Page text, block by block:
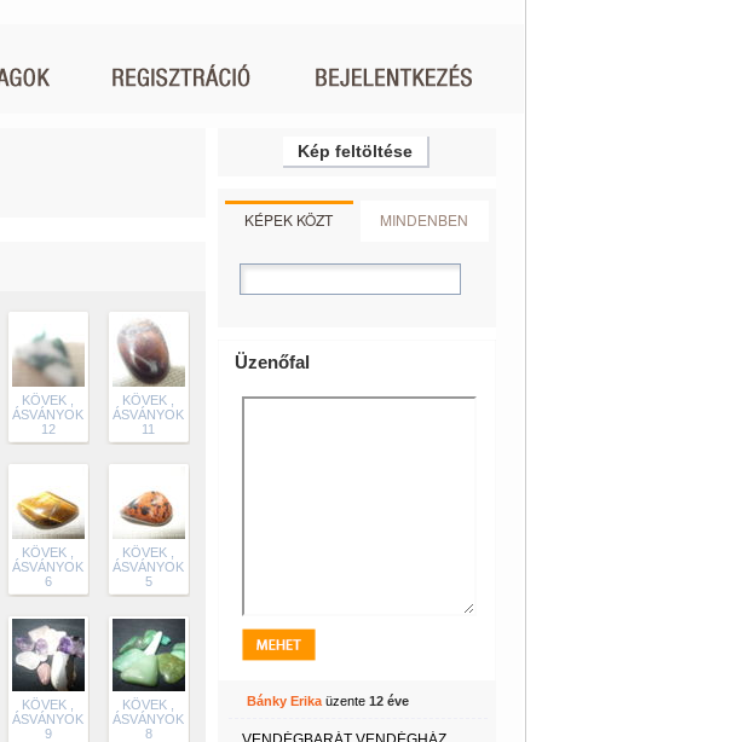
KÖVEK ,
ÁSVÁNYOK
12
KÖVEK ,
ÁSVÁNYOK
11
KÖVEK ,
ÁSVÁNYOK
6
KÖVEK ,
ÁSVÁNYOK
5
KÖVEK ,
ÁSVÁNYOK
9
KÖVEK ,
ÁSVÁNYOK
8
Kép feltöltése
KÉPEK KÖZT MINDENBEN
Üzenőfal
Bánky Erikaüzente 12 éve